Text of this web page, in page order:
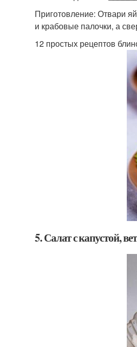
Приготовление: Отвари
и крабовые палочки, а
12 простых рецептов
5. Салат с капустой,